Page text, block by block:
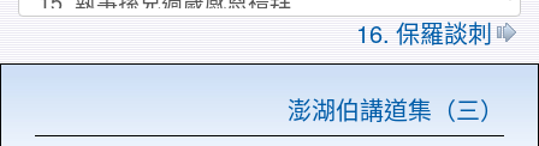
16. 保羅談刺
澎湖伯講道集（三）